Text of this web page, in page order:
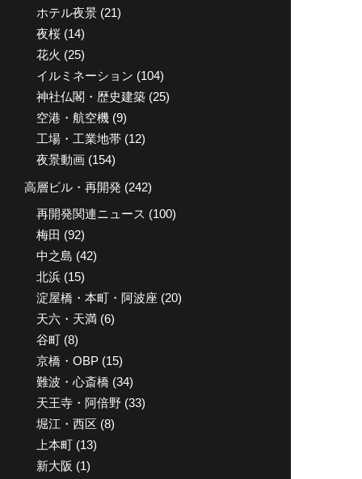
ホテル夜景 (21)
夜桜 (14)
花火 (25)
イルミネーション (104)
神社仏閣・歴史建築 (25)
空港・航空機 (9)
工場・工業地帯 (12)
夜景動画 (154)
高層ビル・再開発 (242)
再開発関連ニュース (100)
梅田 (92)
中之島 (42)
北浜 (15)
淀屋橋・本町・阿波座 (20)
天六・天満 (6)
谷町 (8)
京橋・OBP (15)
難波・心斎橋 (34)
天王寺・阿倍野 (33)
堀江・西区 (8)
上本町 (13)
新大阪 (1)